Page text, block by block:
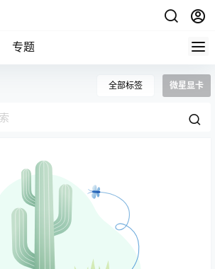
专题
全部标签 微星显卡